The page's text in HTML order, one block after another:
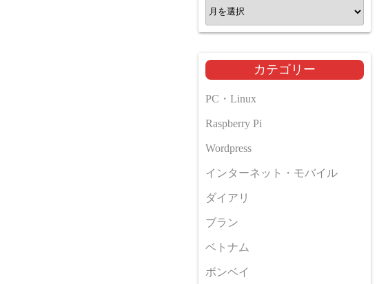
ア
ー
イ
ブ
カテゴリー
PC・Linux
Raspberry Pi
Wordpress
インターネット・モバイル
ダイアリ
ブラン
ベトナム
ボンベイ